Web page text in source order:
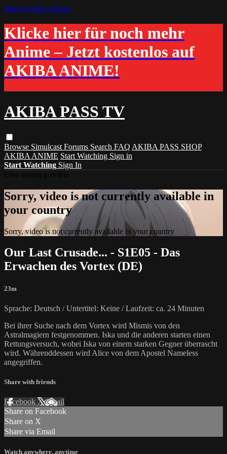
Skip to main content
Klicke hier für noch mehr
Anime – Jetzt kostenlos auf
AKIBA ANIME!
AKIBA PASS TV
Browse Simulcast Forums Search FAQ AKIBA PASS SHOP
AKIBA ANIME Start Watching Sign in
Start Watching Sign In
Sorry, video is not currently available in
your country
Sorry, video is not currently available in your country
Our Last Crusade... - S1E05 - Das
Erwachen des Vortex (DE)
23m
Sprache: Deutsch / Untertitel: Keine / Laufzeit: ca. 24 Minuten
Bei ihrer Suche nach dem Vortex wird Mismis von den
Astralmagiern festgenommen. Iska und die anderen starten einen
Rettungsversuch, wobei Iska von einem starken Gegner überrascht
wird. Währenddessen wird Alice von dem Apostel Nameless
angegriffen.
Share with friends
Facebook XEmail
Share on Facebook
Share on X
Share via Email
Watch anywhere, anytime